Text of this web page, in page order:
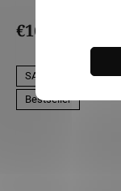
€167,09
SALECODE:LILI5:5:%
Bestseller